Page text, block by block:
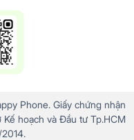
Phone. Giấy chứng nhận
hoạch và Đầu tư Tp.HCM